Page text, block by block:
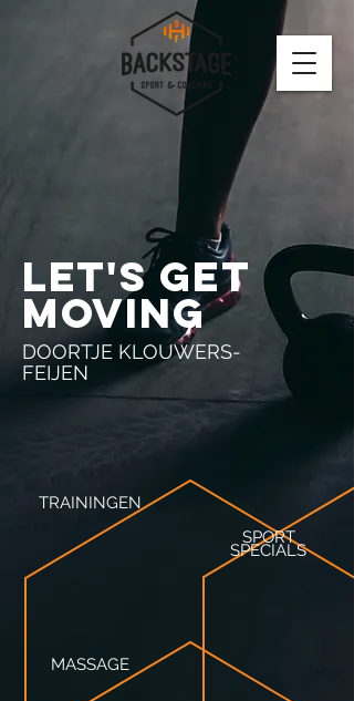
LET'S GET
MOVING
DOORTJE KLOUWERS-
FEIJEN
TRAININGEN
SPECIALS
SPORT
MASSAGE